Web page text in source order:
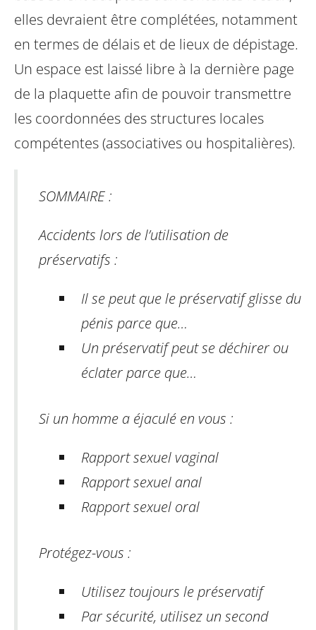
elles devraient être complétées, notamment
en termes de délais et de lieux de dépistage.
Un espace est laissé libre à la dernière page
de la plaquette afin de pouvoir transmettre
les coordonnées des structures locales
compétentes (associatives ou hospitalières).
SOMMAIRE :
Accidents lors de l’utilisation de
préservatifs :
Il se peut que le préservatif glisse du
pénis parce que…
Un préservatif peut se déchirer ou
éclater parce que…
Si un homme a éjaculé en vous :
Rapport sexuel vaginal
Rapport sexuel anal
Rapport sexuel oral
Protégez-vous :
Utilisez toujours le préservatif
Par sécurité, utilisez un second